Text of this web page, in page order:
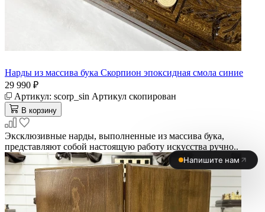
Нарды из массива бука Скорпион эпоксидная смола синие
29 990 ₽
Артикул: scorp_sin Артикул скопирован
В корзину
Эксклюзивные нарды, выполненные из массива бука,
представляют собой настоящую работу искусства ручно..